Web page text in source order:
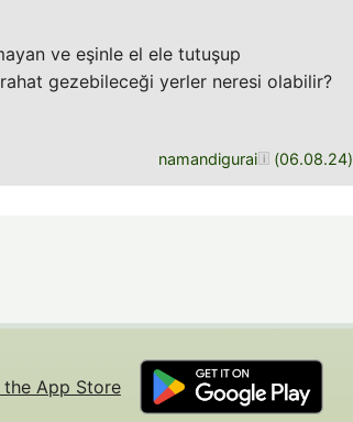
ve eşinle el ele tutuşup
gezebileceği yerler neresi olabilir?
namandigurai (06.08.24)